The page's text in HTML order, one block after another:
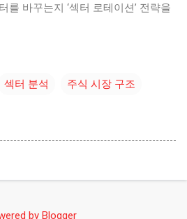
를 바꾸는지 ‘섹터 로테이션’ 전략을
섹터 분석 주식 시장 구조
by Blogger